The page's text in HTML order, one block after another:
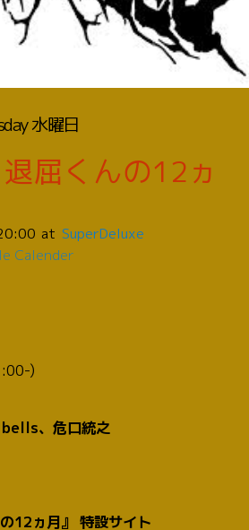
水曜日
屈くんの12ヵ
SuperDeluxe
Calender
)
、危口統之
12ヵ月』 特設サイト